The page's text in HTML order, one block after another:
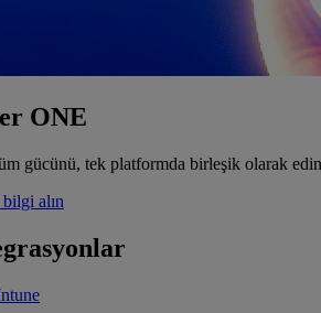
ONE
gücünü, tek platformda birleşik olarak
alın